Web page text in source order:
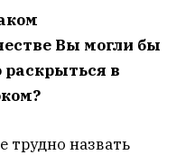
Вы могли бы
раскрыться в
трудно назвать